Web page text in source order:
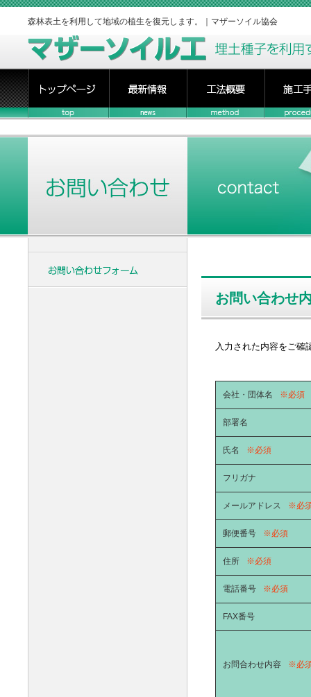
森林表土を利用して地域の植生を復元します。｜マザーソイル協会
お問い合わせ
入力された内容をご確
会社・団体名 ※必須
部署名
氏名 ※必須
フリガナ
メールアドレス ※必
郵便番号 ※必須
住所 ※必須
電話番号 ※必須
FAX番号
お問合わせ内容 ※必